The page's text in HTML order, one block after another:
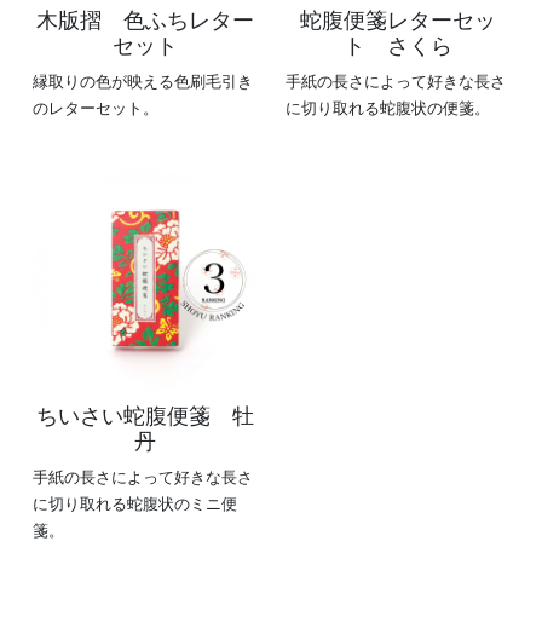
木版摺 色ふちレター
セット
縁取りの色が映える色刷毛引き
のレターセット。
蛇腹便箋レターセッ
ト さくら
手紙の長さによって好きな長さ
に切り取れる蛇腹状の便箋。
ちいさい蛇腹便箋 牡
丹
手紙の長さによって好きな長さ
に切り取れる蛇腹状のミニ便
箋。